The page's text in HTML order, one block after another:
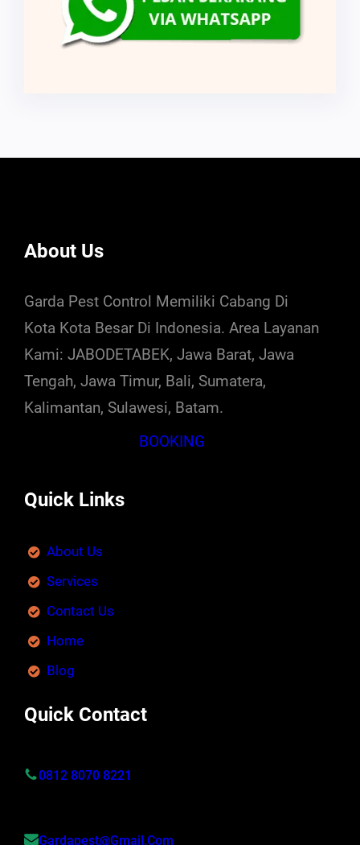
About Us
Garda Pest Control Memiliki Cabang Di
Kota Kota Besar Di Indonesia. Area Layanan
Kami: JABODETABEK, Jawa Barat, Jawa
Tengah, Jawa Timur, Bali, Sumatera,
Kalimantan, Sulawesi, Batam.
BOOKING
Quick Links
About Us
Services
Contact Us
Home
Blog
Quick Contact
0812 8070 8221
Gardapest@gmail.com